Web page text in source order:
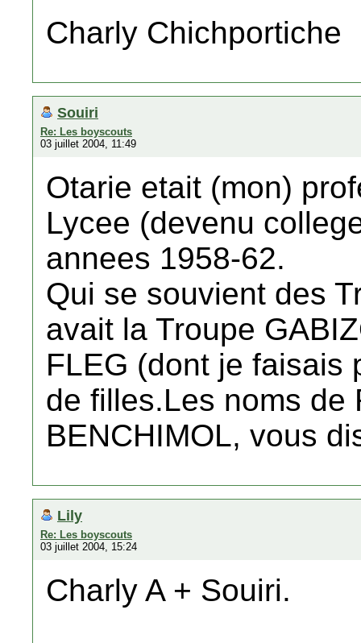
Charly Chichportiche
Souiri
Re: Les boyscouts
03 juillet 2004, 11:49
Otarie etait (mon)
Lycee (devenu
annees 1958-62.
Qui se souvient des
avait la Troupe
FLEG (dont je faisais
de filles.Les noms de
BENCHIMOL, vous
Lily
Re: Les boyscouts
03 juillet 2004, 15:24
Charly A + Souiri.